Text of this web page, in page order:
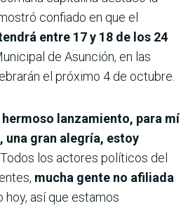
confiado en que el
entre 17 y 18 de los 24
de Asunción, en las
el próximo 4 de octubre.
hermoso lanzamiento, para mí
una gran alegría, estoy
. Todos los actores políticos del
mucha gente no afiliada
hoy, así que estamos